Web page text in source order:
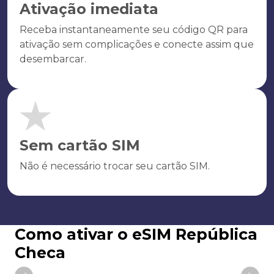
Ativação imediata
Receba instantaneamente seu código QR para
ativação sem complicações e conecte assim que
desembarcar.
Sem cartão SIM
Não é necessário trocar seu cartão SIM.
Como ativar o eSIM República
Checa